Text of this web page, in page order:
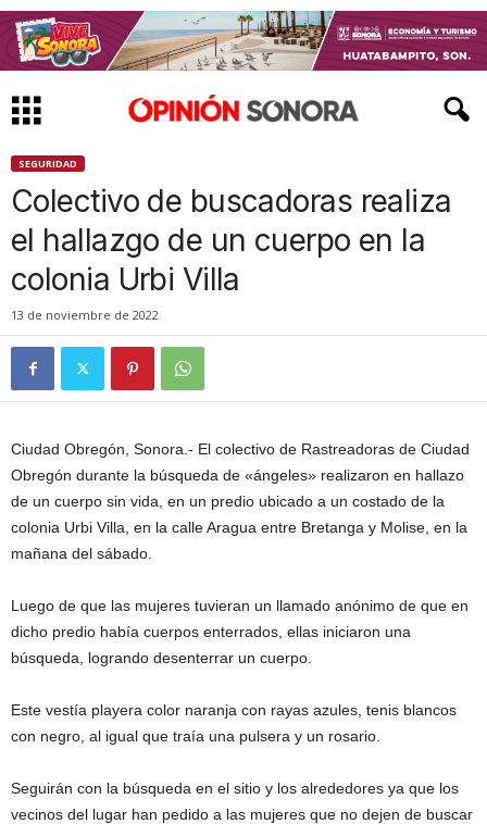
SEGURIDAD
Colectivo de buscadoras realiza
el hallazgo de un cuerpo en la
colonia Urbi Villa
13 de noviembre de 2022
Ciudad Obregón, Sonora.- El colectivo de Rastreadoras de Ciudad
Obregón durante la búsqueda de «ángeles» realizaron en hallazo
de un cuerpo sin vida, en un predio ubicado a un costado de la
colonia Urbi Villa, en la calle Aragua entre Bretanga y Molise, en la
mañana del sábado.
Luego de que las mujeres tuvieran un llamado anónimo de que en
dicho predio había cuerpos enterrados, ellas iniciaron una
búsqueda, logrando desenterrar un cuerpo.
Este vestía playera color naranja con rayas azules, tenis blancos
con negro, al igual que traía una pulsera y un rosario.
Seguirán con la búsqueda en el sitio y los alrededores ya que los
vecinos del lugar han pedido a las mujeres que no dejen de buscar